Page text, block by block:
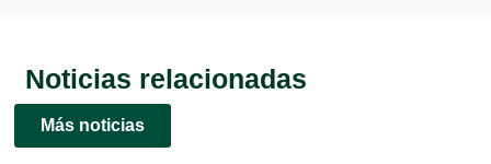
Noticias relacionadas
Más noticias